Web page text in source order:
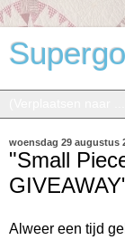
woensdag 29 augustus
"Small
Alweer een tijd